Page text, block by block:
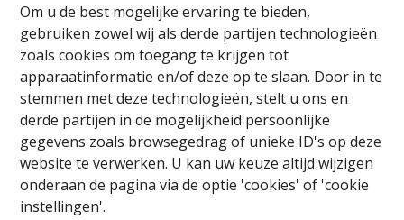
Om u de best mogelijke ervaring te bieden,
gebruiken zowel wij als derde partijen technologieën
zoals cookies om toegang te krijgen tot
apparaatinformatie en/of deze op te slaan. Door in te
stemmen met deze technologieën, stelt u ons en
derde partijen in de mogelijkheid persoonlijke
gegevens zoals browsegedrag of unieke ID's op deze
website te verwerken. U kan uw keuze altijd wijzigen
onderaan de pagina via de optie 'cookies' of 'cookie
instellingen'.
Bebouwing
Renovatiejaar
2014
Bebouwing
Gesloten